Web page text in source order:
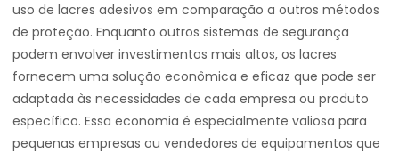
uso de lacres adesivos em comparação a outros métodos
de proteção. Enquanto outros sistemas de segurança
podem envolver investimentos mais altos, os lacres
fornecem uma solução econômica e eficaz que pode ser
adaptada às necessidades de cada empresa ou produto
específico. Essa economia é especialmente valiosa para
pequenas empresas ou vendedores de equipamentos que